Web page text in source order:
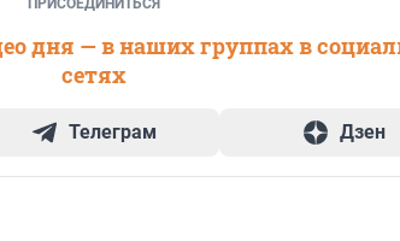
ПРИСОЕДИНИТЬСЯ
дня — в наших группах в
сетях
Телеграм Дзен